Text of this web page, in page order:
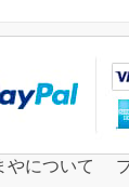
やについて